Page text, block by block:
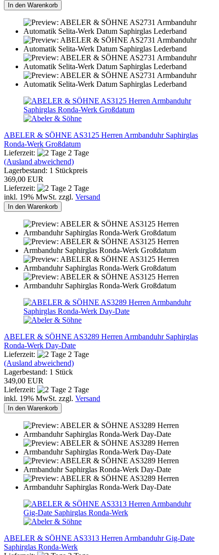
In den Warenkorb
ABELER & SÖHNE AS3125 Herren Armbanduhr Saphirglas
Ronda-Werk Großdatum
Lieferzeit:
2 Tage
(Ausland abweichend)
Lagerbestand: 1 Stückpreis
369,00 EUR
Lieferzeit:
2 Tage
inkl. 19% MwSt. zzgl. Versand
In den Warenkorb
ABELER & SÖHNE AS3289 Herren Armbanduhr Saphirglas
Ronda-Werk Day-Date
Lieferzeit:
2 Tage
(Ausland abweichend)
Lagerbestand: 1 Stück
349,00 EUR
Lieferzeit:
2 Tage
inkl. 19% MwSt. zzgl. Versand
In den Warenkorb
ABELER & SÖHNE AS3313 Herren Armbanduhr Gig-Date
Saphirglas Ronda-Werk